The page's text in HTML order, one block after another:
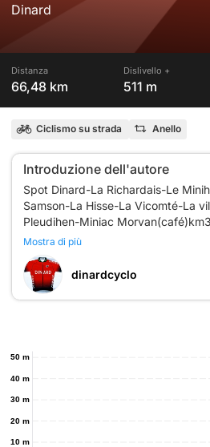
Dinard
Distanza
66,48 km
Dislivello +
511 m
Ciclismo su strada Anello
Introduzione dell'autore
Spot Dinard-La Richardais-Le
Samson-La Hisse-La Vicomté-La
Pleudihen-Miniac
St Jouan-Vers Quelmer-Barrage-
https://www.openrunner.com/
Mostra di più
dinardcyclo
10 m
20 m
30 m
40 m
50 m